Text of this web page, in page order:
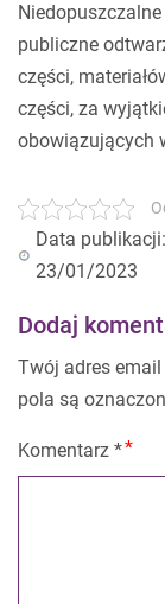
publiczne
części,
części, za
obowiązujących
Data
23/01/2023
Dodaj
Twój adres
pola są
Komentarz *